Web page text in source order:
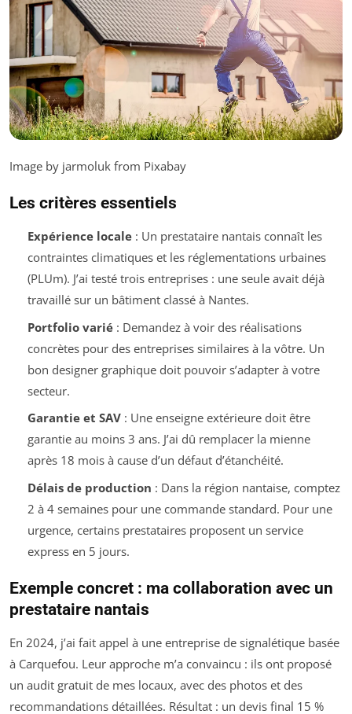
Image by jarmoluk from Pixabay
Les critères essentiels
Expérience locale: Un prestataire nantais connaît les
contraintes climatiques et les réglementations urbaines
(PLUm). J’ai testé trois entreprises : une seule avait déjà
travaillé sur un bâtiment classé à Nantes.
Portfolio varié: Demandez à voir des réalisations
concrètes pour des entreprises similaires à la vôtre. Un
bon designer graphique doit pouvoir s’adapter à votre
secteur.
Garantie et SAV: Une enseigne extérieure doit être
garantie au moins 3 ans. J’ai dû remplacer la mienne
après 18 mois à cause d’un défaut d’étanchéité.
Délais de production : Dans la région nantaise, comptez
2 à 4 semaines pour une commande standard. Pour une
urgence, certains prestataires proposent un service
express en 5 jours.
Exemple concret : ma collaboration avec un
prestataire nantais
En 2024, j’ai fait appel à une entreprise de signalétique basée
à Carquefou. Leur approche m’a convaincu : ils ont proposé
un audit gratuit de mes locaux, avec des photos et des
recommandations détaillées. Résultat : un devis final 15 %